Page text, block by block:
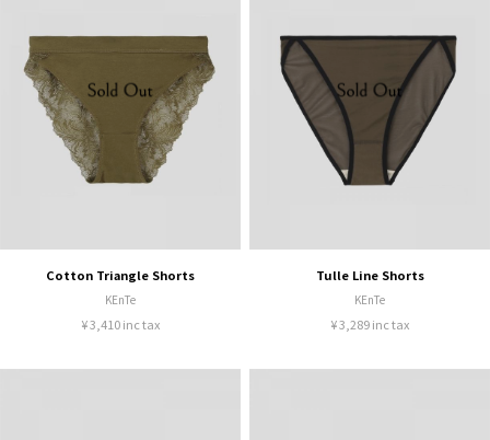
Cotton Triangle Shorts
KEnTe
¥ 3,410 inc tax
Tulle Line Shorts
KEnTe
¥ 3,289 inc tax